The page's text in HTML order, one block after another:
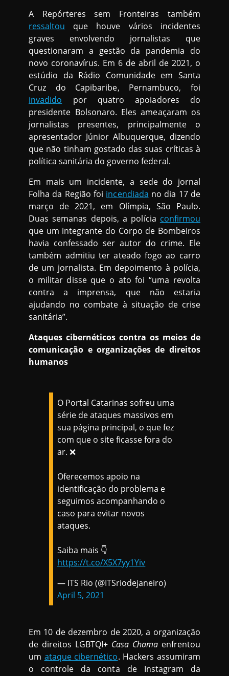
A Repórteres sem Fronteiras também
ressaltou que houve vários incidentes
graves envolvendo jornalistas que
questionaram a gestão da pandemia do
novo coronavírus. Em 6 de abril de 2021, o
estúdio da Rádio Comunidade em Santa
Cruz do Capibaribe, Pernambuco, foi
invadido por quatro apoiadores do
presidente Bolsonaro. Eles ameaçaram os
jornalistas presentes, principalmente o
apresentador Júnior Albuquerque, dizendo
que não tinham gostado das suas críticas à
política sanitária do governo federal.
Em mais um incidente, a sede do jornal
Folha da Região foi incendiada no dia 17 de
março de 2021, em Olímpia, São Paulo.
Duas semanas depois, a polícia confirmou
que um integrante do Corpo de Bombeiros
havia confessado ser autor do crime. Ele
também admitiu ter ateado fogo ao carro
de um jornalista. Em depoimento à polícia,
o militar disse que o ato foi “uma revolta
contra a imprensa, que não estaria
ajudando no combate à situação de crise
sanitária”.
Ataques cibernéticos contra os meios de
comunicação e organizações de direitos
humanos
O Portal Catarinas sofreu uma
série de ataques massivos em
sua página principal, o que fez
com que o site ficasse fora do
ar. ❌
Oferecemos apoio na
identificação do problema e
seguimos acompanhando o
caso para evitar novos
ataques.
Saiba mais 👇
https://t.co/X5X7yy1Yiv
— ITS Rio (@ITSriodejaneiro)
April 5, 2021
Em 10 de dezembro de 2020, a organização
de direitos LGBTQI+ Casa Chama enfrentou
um ataque cibernético. Hackers assumiram
o controle da conta de Instagram da